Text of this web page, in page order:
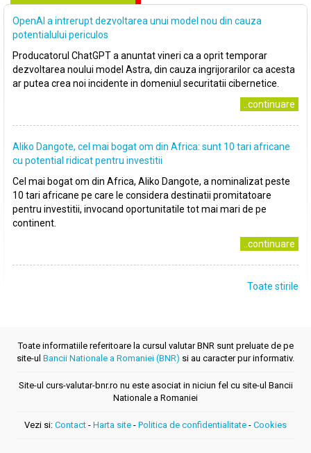
OpenAI a intrerupt dezvoltarea unui model nou din cauza
potentialului periculos
Producatorul ChatGPT a anuntat vineri ca a oprit temporar
dezvoltarea noului model Astra, din cauza ingrijorarilor ca acesta
ar putea crea noi incidente in domeniul securitatii cibernetice.
..continuare
Aliko Dangote, cel mai bogat om din Africa: sunt 10 tari africane
cu potential ridicat pentru investitii
Cel mai bogat om din Africa, Aliko Dangote, a nominalizat peste
10 tari africane pe care le considera destinatii promitatoare
pentru investitii, invocand oportunitatile tot mai mari de pe
continent.
..continuare
Toate stirile
Toate informatiile referitoare la cursul valutar BNR sunt preluate de pe
site-ul Bancii Nationale a Romaniei (BNR) si au caracter pur informativ.
Site-ul curs-valutar-bnr.ro nu este asociat in niciun fel cu site-ul Bancii
Nationale a Romaniei
Vezi si: Contact - Harta site - Politica de confidentialitate - Cookies